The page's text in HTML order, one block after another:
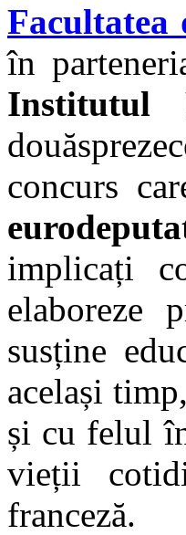
Facultatea
în
Institutul
concurs
implicați
elaboreze
susține
același
și cu felul
vieții
franceză.